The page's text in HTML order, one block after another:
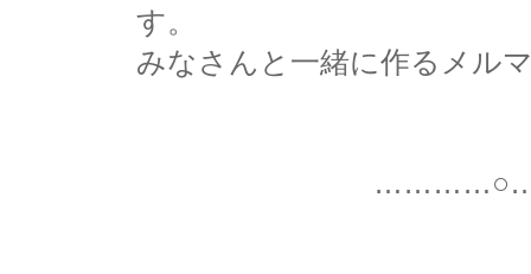
す。
みなさんと一緒に作るメル